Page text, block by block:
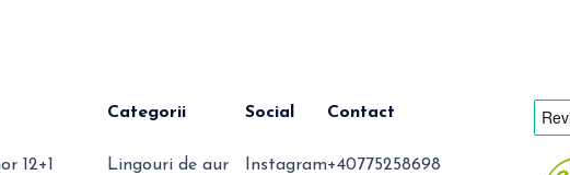
12+1
Categorii
Lingouri de aur
Social
Instagram
Contact
+40775258698